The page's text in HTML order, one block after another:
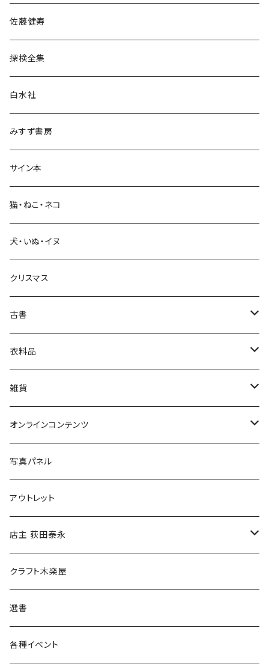
民族・風習
言語・ことば
生活・暮らし
芸術・絵画・写真
絵本・児童書
娯楽・エンターテインメント
佐藤健寿
探検全集
白水社
みすず書房
サイン本
猫・ねこ・ネコ
犬・いぬ・イヌ
クリスマス
古書
古書セット
美術
衣料品
POLEWARDS
Tシャツ
雑貨
バッグ
ブックカバー
マグカップ
傘
食料品
その他
オンラインコンテンツ
冒険クロストーク
写真パネル
アウトレット
店主 荻田泰永
書籍
ウェア
クラフト木楽屋
選書
各種イベント